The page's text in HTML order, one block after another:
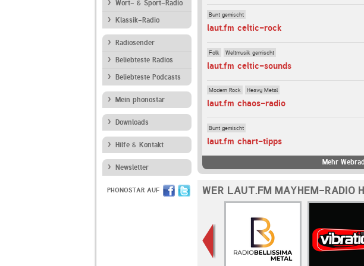
Wort- & Sport-Radio
Klassik-Radio
Radiosender
Beliebteste Radios
Beliebteste Podcasts
Mein phonostar
Downloads
Hilfe & Kontakt
Newsletter
PHONOSTAR AUF
Bunt gemischt
laut.fm celtic-rock
Folk Weltmusik gemischt
laut.fm celtic-sounds
Modern Rock Heavy Metal
laut.fm chaos-radio
Bunt gemischt
laut.fm chart-tipps
Mehr
WER LAUT.FM MAYHEM-RADIO